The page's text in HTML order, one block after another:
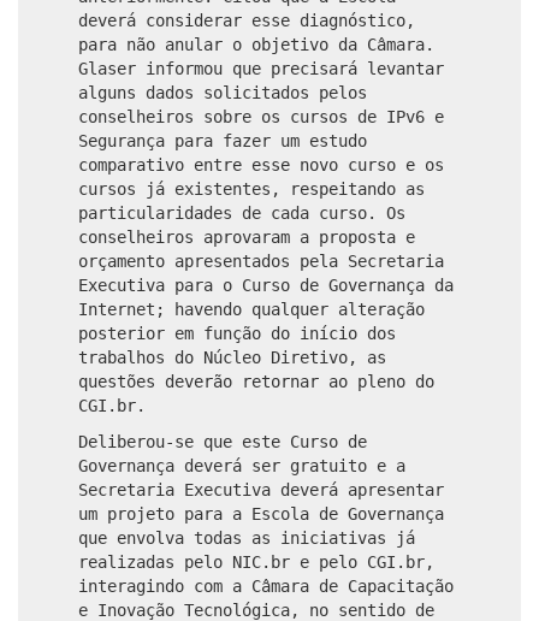
deverá considerar esse diagnóstico,
para não anular o objetivo da Câmara.
Glaser informou que precisará levantar
alguns dados solicitados pelos
conselheiros sobre os cursos de IPv6 e
Segurança para fazer um estudo
comparativo entre esse novo curso e os
cursos já existentes, respeitando as
particularidades de cada curso. Os
conselheiros aprovaram a proposta e
orçamento apresentados pela Secretaria
Executiva para o Curso de Governança da
Internet; havendo qualquer alteração
posterior em função do início dos
trabalhos do Núcleo Diretivo, as
questões deverão retornar ao pleno do
CGI.br.
Deliberou-se que este Curso de
Governança deverá ser gratuito e a
Secretaria Executiva deverá apresentar
um projeto para a Escola de Governança
que envolva todas as iniciativas já
realizadas pelo NIC.br e pelo CGI.br,
interagindo com a Câmara de Capacitação
e Inovação Tecnológica, no sentido de